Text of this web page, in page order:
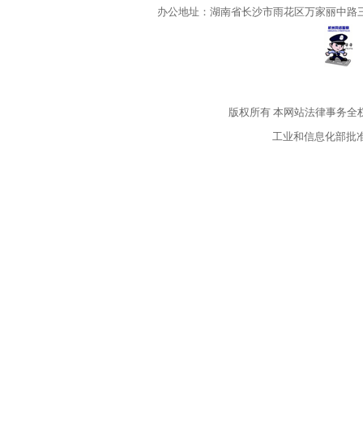
办公地址：湖南省长沙市雨花区万家丽中
版权所有本网站法律事务全
工业和信息化部批